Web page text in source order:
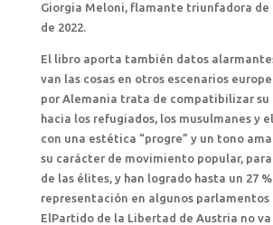
Giorgia Meloni, flamante triunfadora de
de 2022.
El libro aporta también datos
van las cosas en otros escenarios
por Alemania trata de compatibilizar su
hacia los refugiados, los musulmanes y
con una estética “progre” y un tono
su carácter de movimiento popular,
de las élites, y han logrado hasta un 27
representación en algunos parlamentos
ElPartido de la Libertad de Austria no va